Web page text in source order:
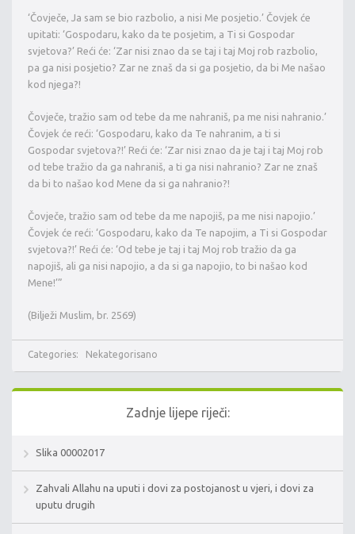
‘Čovječe, Ja sam se bio razbolio, a nisi Me posjetio.’ Čovjek će
upitati: ‘Gospodaru, kako da te posjetim, a Ti si Gospodar
svjetova?’ Reći će: ‘Zar nisi znao da se taj i taj Moj rob razbolio,
pa ga nisi posjetio? Zar ne znaš da si ga posjetio, da bi Me našao
kod njega?!
Čovječe, tražio sam od tebe da me nahraniš, pa me nisi nahranio.’
Čovjek će reći: ‘Gospodaru, kako da Te nahranim, a ti si
Gospodar svjetova?!’ Reći će: ‘Zar nisi znao da je taj i taj Moj rob
od tebe tražio da ga nahraniš, a ti ga nisi nahranio? Zar ne znaš
da bi to našao kod Mene da si ga nahranio?!
Čovječe, tražio sam od tebe da me napojiš, pa me nisi napojio.’
Čovjek će reći: ‘Gospodaru, kako da Te napojim, a Ti si Gospodar
svjetova?!’ Reći će: ‘Od tebe je taj i taj Moj rob tražio da ga
napojiš, ali ga nisi napojio, a da si ga napojio, to bi našao kod
Mene!’”
(Bilježi Muslim, br. 2569)
Categories: Nekategorisano
Zadnje lijepe riječi:
Slika 00002017
Zahvali Allahu na uputi i dovi za postojanost u vjeri, i dovi za
uputu drugih